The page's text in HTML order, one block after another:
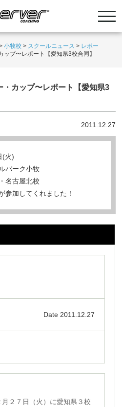
小牧校 > スクールニュース > レポー
プ〜レポート【愛知県3校合同】
・カップ〜レポート【愛知県3
2011.12.27
(火)
パーク小牧
名古屋北校
参加してくれました！
Date 2011.12.27
月２７日（火）に愛知県３校